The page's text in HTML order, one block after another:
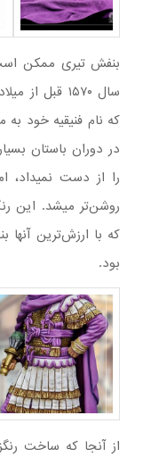
بنفش تیری ممکن است
سال ۱۵۷۰
که نام فنیقیه خود
در دوران باستان
را از دست نمی­داد،
روشن‌تر می­شد. این
بود.
از آنجا که ساخت